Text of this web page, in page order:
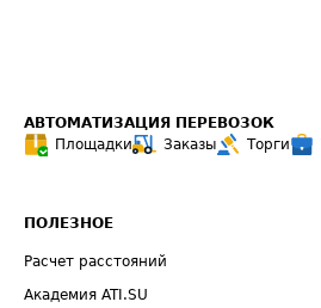
АВТОМАТИЗАЦИЯ ПЕРЕВОЗОК
Площадки
Заказы Торги
ПОЛЕЗНОЕ
Расчет расстояний
Академия ATI.SU